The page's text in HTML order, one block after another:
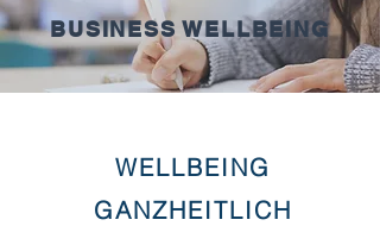
BUSINESS WELLBEING
WELLBEING
GANZHEITLICH